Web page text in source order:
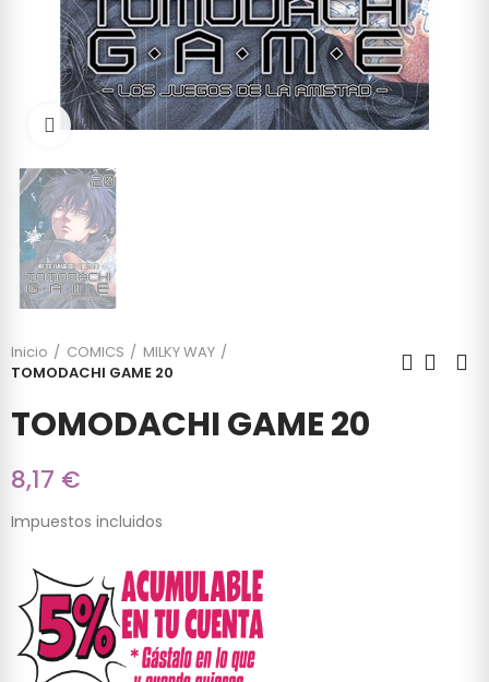
Click to enlarge
Inicio COMICS
MILKY WAY
TOMODACHI GAME 20
TOMODACHI GAME 20
8,17 €
Impuestos incluidos